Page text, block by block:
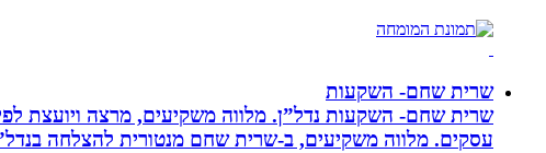
שרית שחם- השקעות
שרית שחם- השקעות נדל”ן. מלווה משקיעים, מרצה ויועצת
עסקים‏. ‏מלווה משקיעים, ב-‏שרית שחם מנטורית להצלחה